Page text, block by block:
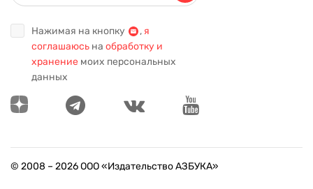
Нажимая на кнопку , я
соглашаюсь на обработку и
хранение моих персональных
данных
© 2008 – 2026ООО «Издательство АЗБУКА»